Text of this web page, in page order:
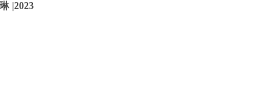
|2023